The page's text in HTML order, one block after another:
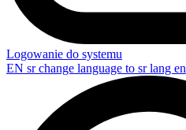
Logowanie do systemu
EN sr change language to sr lang en